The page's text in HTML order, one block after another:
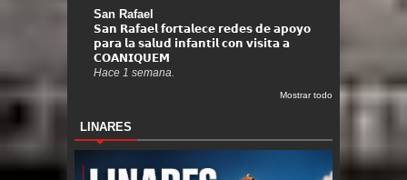
San Rafael
𝗦𝗮𝗻 𝗥𝗮𝗳𝗮𝗲𝗹 𝗳𝗼𝗿𝘁𝗮𝗹𝗲𝗰𝗲 𝗿𝗲𝗱𝗲𝘀 𝗱𝗲 𝗮𝗽𝗼𝘆𝗼
𝗽𝗮𝗿𝗮 𝗹𝗮 𝘀𝗮𝗹𝘂𝗱 𝗶𝗻𝗳𝗮𝗻𝘁𝗶𝗹 𝗰𝗼𝗻 𝘃𝗶𝘀𝗶𝘁𝗮 𝗮
𝗖𝗢𝗔𝗡𝗜𝗤𝗨𝗘𝗠
Hace 1 semana.
Mostrar todo
LINARES